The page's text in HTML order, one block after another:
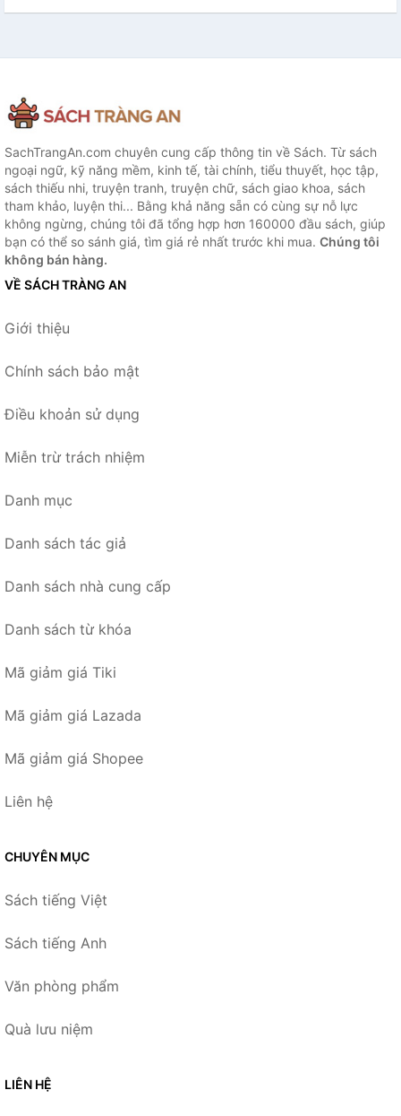
SachTrangAn.com chuyên cung cấp thông tin về Sách. Từ sách
ngoại ngữ, kỹ năng mềm, kinh tế, tài chính, tiểu thuyết, học tập,
sách thiếu nhi, truyện tranh, truyện chữ, sách giao khoa, sách
tham khảo, luyện thi... Bằng khả năng sẵn có cùng sự nỗ lực
không ngừng, chúng tôi đã tổng hợp hơn 160000 đầu sách, giúp
bạn có thể so sánh giá, tìm giá rẻ nhất trước khi mua. Chúng tôi
không bán hàng.
VỀ SÁCH TRÀNG AN
Giới thiệu
Chính sách bảo mật
Điều khoản sử dụng
Miễn trừ trách nhiệm
Danh mục
Danh sách tác giả
Danh sách nhà cung cấp
Danh sách từ khóa
Mã giảm giá Tiki
Mã giảm giá Lazada
Mã giảm giá Shopee
Liên hệ
CHUYÊN MỤC
Sách tiếng Việt
Sách tiếng Anh
Văn phòng phẩm
Quà lưu niệm
LIÊN HỆ